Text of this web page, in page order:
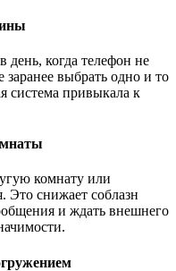
когда телефон не
выбрать одно и то
система привыкала к
комнату или
Это снижает соблазн
и ждать внешнего